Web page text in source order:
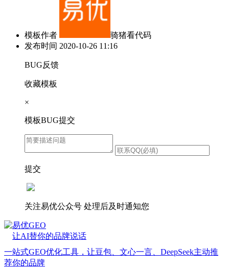
模板作者
骑猪看代码
发布时间 2020-10-26 11:16
BUG反馈
收藏模板
×
模板BUG提交
提交
关注易优公众号 处理后及时通知您
易优GEO
让AI替你的品牌说话
一站式GEO优化工具，让豆包、文心一言、DeepSeek主动推
荐你的品牌